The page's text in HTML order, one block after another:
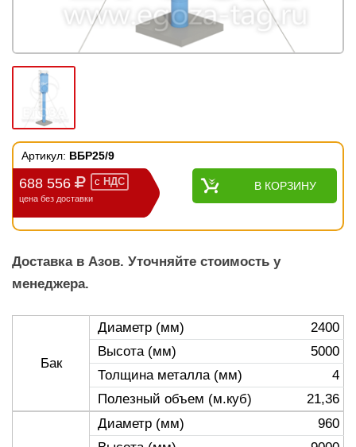
Артикул: ВБР25/9
688 556 с НДС
цена без доставки
В КОРЗИНУ
Доставка в Азов. Уточняйте стоимость у
менеджера.
Бак
Диаметр (мм)
2400
Высота (мм)
5000
Толщина металла (мм)
4
Полезный объем (м.куб)
21,36
Диаметр (мм)
960